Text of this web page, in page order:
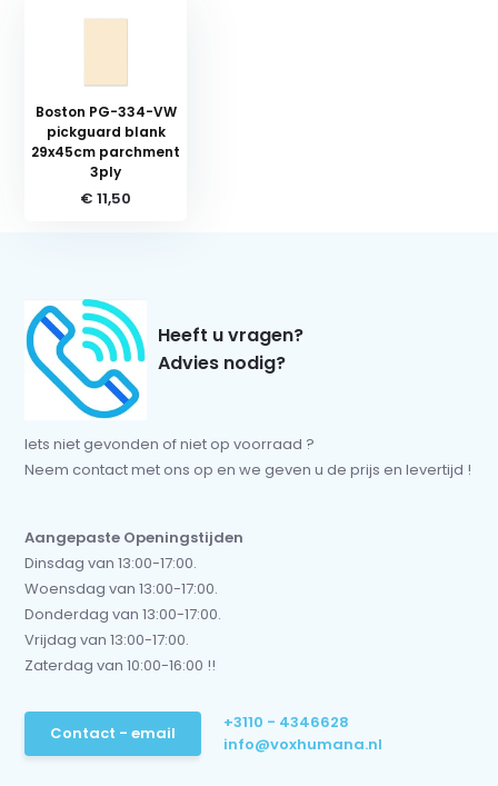
Boston PG-334-VW
pickguard blank
29x45cm parchment
3ply
€ 11,50
Heeft u vragen?
Advies nodig?
Iets niet gevonden of niet op voorraad ?
Neem contact met ons op en we geven u de prijs en levertijd !
Aangepaste Openingstijden
Dinsdag van 13:00-17:00.
Woensdag van 13:00-17:00.
Donderdag van 13:00-17:00.
Vrijdag van 13:00-17:00.
Zaterdag van 10:00-16:00 !!
Contact - email
+3110 - 4346628
info@voxhumana.nl